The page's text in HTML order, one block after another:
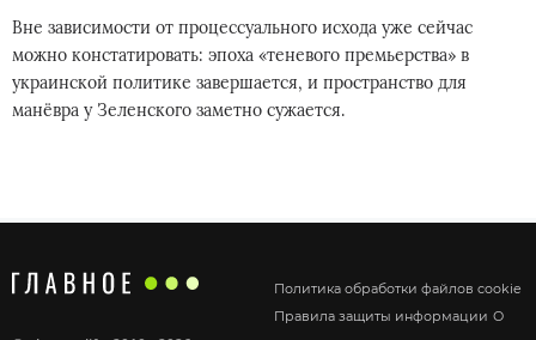
Вне зависимости от процессуального исхода уже сейчас
можно констатировать: эпоха «теневого премьерства» в
украинской политике завершается, и пространство для
манёвра у Зеленского заметно сужается.
Политика обработки файлов cookie
Правила защиты информации О